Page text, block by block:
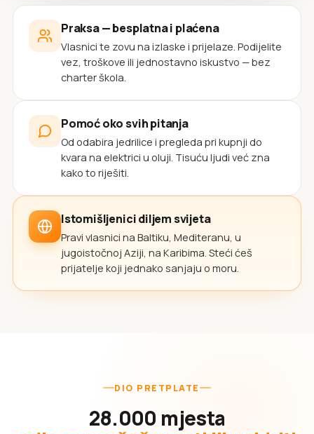
Praksa — besplatna i plaćena
Vlasnici te zovu na izlaske i prijelaze. Podijelite
vez, troškove ili jednostavno iskustvo — bez
charter škola.
Pomoć oko svih pitanja
Od odabira jedrilice i pregleda pri kupnji do
kvara na elektrici u oluji. Tisuću ljudi već zna
kako to riješiti.
Istomišljenici diljem svijeta
Pravi vlasnici na Baltiku, Mediteranu, u
jugoistočnoj Aziji, na Karibima. Steći ćeš
prijatelje koji jednako sanjaju o moru.
DIO PRETPLATE
28.000 mjesta